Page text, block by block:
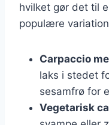
hvilket gør det til
populære
Carpaccio
laks i stedet
sesamfrø for
Vegetarisk